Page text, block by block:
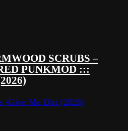
SCRUBS –
PUNKMOD :::